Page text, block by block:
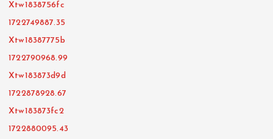
Xtw1838756fc
1722749887.35
Xtw18387775b
1722790968.99
Xtw183873d9d
1722878928.67
Xtw183873fc2
1722880095.43